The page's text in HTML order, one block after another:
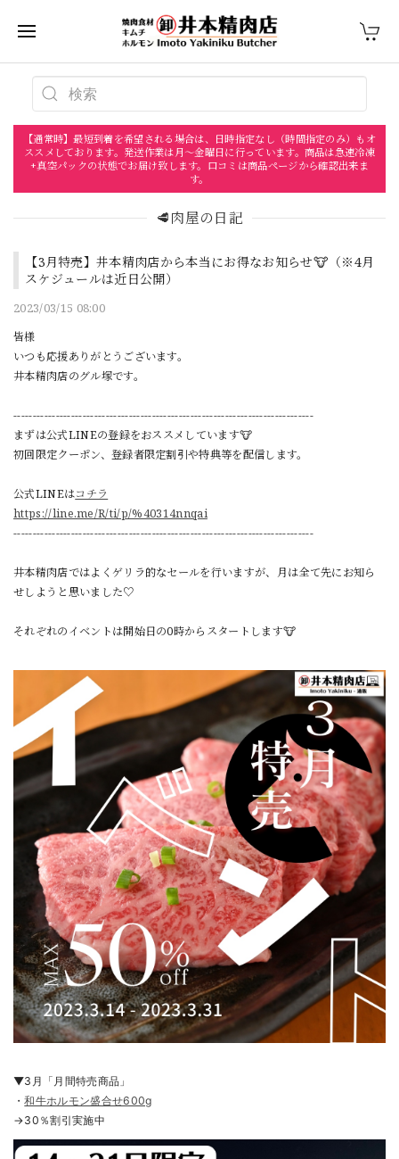
【通常時】最短到着を希望される場合は、日時指定なし（時間指定のみ）もオ
ススメしております。発送作業は月〜金曜日に行っています。商品は急速冷凍
+真空パックの状態でお届け致します。口コミは商品ページから確認出来ま
す。
🥩肉屋の日記
【3月特売】井本精肉店から本当にお得なお知らせ🐮（※4月
スケジュールは近日公開）
2023/03/15 08:00
皆様
いつも応援ありがとうございます。
井本精肉店のグル塚です。
------------------------------------------------------------------------------
まずは公式LINEの登録をおススメしています🐮
初回限定クーポン、登録者限定割引や特典等を配信します。
公式LINEはコチラ
https://line.me/R/ti/p/%40314nnqai
------------------------------------------------------------------------------
井本精肉店ではよくゲリラ的なセールを行いますが、月は全て先にお知ら
せしようと思いました♡
それぞれのイベントは開始日の0時からスタートします🐮
▼3月「月間特売商品」
・和牛ホルモン盛合せ600g
→30％割引実施中